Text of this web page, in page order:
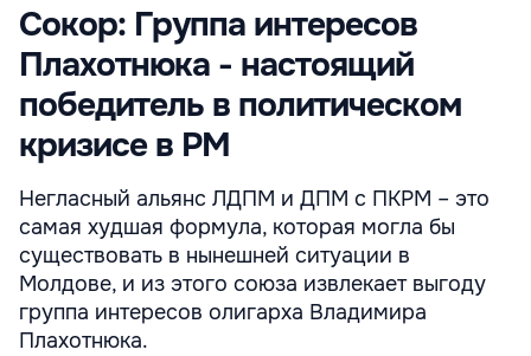
Сокор: Группа интересов
Плахотнюка - настоящий
победитель в политическом
кризисе в РМ
Негласный альянс ЛДПМ и ДПМ с ПКРМ – это
самая худшая формула, которая могла бы
существовать в нынешней ситуации в
Молдове, и из этого союза извлекает выгоду
группа интересов олигарха Владимира
Плахотнюка.